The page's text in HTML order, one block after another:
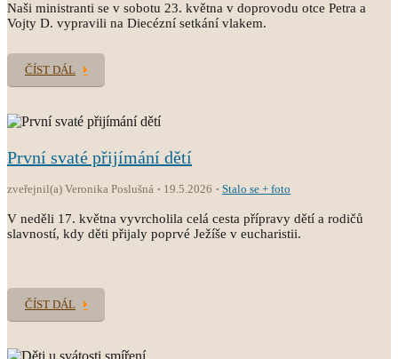
Naši ministranti se v sobotu 23. května v doprovodu otce Petra a
Vojty D. vypravili na Diecézní setkání vlakem.
ČÍST DÁL
První svaté přijímání dětí
zveřejnil(a) Veronika Poslušná 19.5.2026 Stalo se + foto
V neděli 17. května vyvrcholila celá cesta přípravy dětí a rodičů
slavností, kdy děti přijaly poprvé Ježíše v eucharistii.
ČÍST DÁL